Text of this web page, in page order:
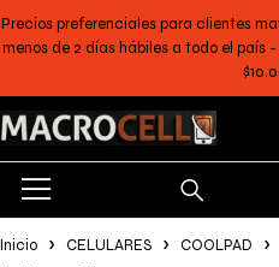
Precios preferenciales para clientes
menos de 2 días hábiles a todo el país -
Inicio CELULARES COOLPAD